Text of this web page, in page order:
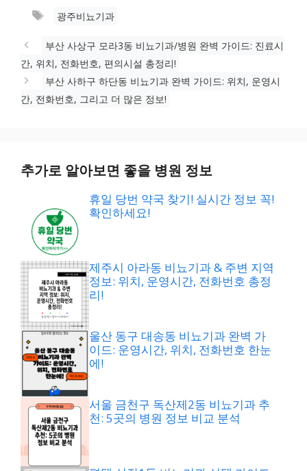
고
태
광주비뇨기과
부산 사상구 모라3동 비뇨기과/병원 완벽 가이드: 진료시
간, 위치, 전화번호, 편의시설 총정리!
부산 사하구 하단동 비뇨기과 완벽 가이드: 위치, 운영시
간, 전화번호, 그리고 더 많은 정보!
추가로 알아보면 좋을 병원 정보
휴일 당번 약국 찾기! 실시간 정보 꼭!
확인하세요!
제주시 아라동 비뇨기과 & 주변 지역
정보: 위치, 운영시간, 전화번호 총정
리!
울산 동구 대송동 비뇨기과 완벽 가
이드: 운영시간, 위치, 전화번호 한눈
에!
서울 금천구 독산제2동 비뇨기과 추
천: 5곳의 병원 정보 비교 분석